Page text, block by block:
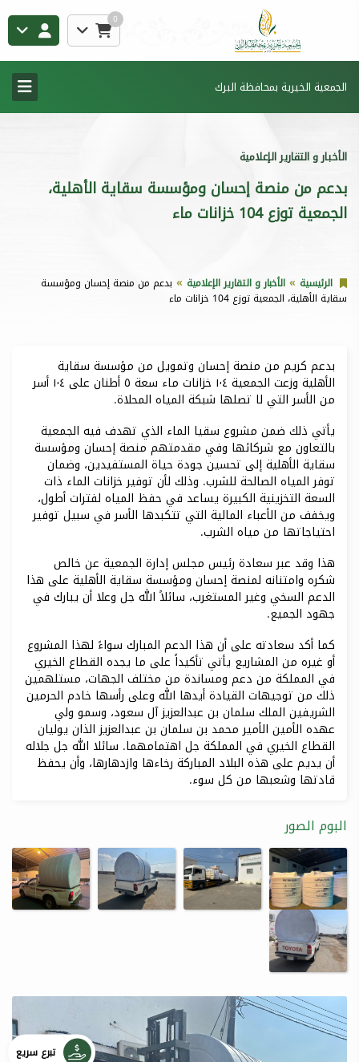
0
الجمعية الخيرية بمحافظة البرك
الأخبار و التقارير الإعلامية
بدعم من منصة إحسان ومؤسسة سقاية الأهلية،
الجمعية توزع 104 خزانات ماء
الرئيسية الأخبار و التقارير الإعلامية
بدعم من منصة إحسان ومؤسسة
سقاية الأهلية، الجمعية توزع 104 خزانات ماء
بدعم كريم من منصة إحسان وتمويل من مؤسسة سقاية
الأهلية وزعت الجمعية ١٠٤ خزانات ماء سعة ٥ أطنان على ١٠٤ أسر
من الأسر التي لا تصلها شبكة المياه المحلاة.
يأتي ذلك ضمن مشروع سقيا الماء الذي تهدف فيه الجمعية
بالتعاون مع شركائها وفي مقدمتهم منصة إحسان ومؤسسة
سقاية الأهلية إلى تحسين جودة حياة المستفيدين، وضمان
توفر المياه الصالحة للشرب. وذلك لأن توفير خزانات الماء ذات
السعة التخزينية الكبيرة يساعد في حفظ المياه لفترات أطول،
ويخفف من الأعباء المالية التي تتكبدها الأسر في سبيل توفير
احتياجاتها من مياه الشرب.
هذا وقد عبر سعادة رئيس مجلس إدارة الجمعية عن خالص
شكره وامتنانه لمنصة إحسان ومؤسسة سقاية الأهلية على هذا
الدعم السخي وغير المستغرب، سائلاً الله جل وعلا أن يبارك في
جهود الجميع.
كما أكد سعادته على أن هذا الدعم المبارك سواءً لهذا المشروع
أو غيره من المشاريع يأتي تأكيداً على ما يجده القطاع الخيري
في المملكة من دعم ومساندة من مختلف الجهات، مستلهمين
ذلك من توجيهات القيادة أيدها الله وعلى رأسها خادم الحرمين
الشريفين الملك سلمان بن عبدالعزيز آل سعود، وسمو ولي
عهده الأمين الأمير محمد بن سلمان بن عبدالعزيز الذان يوليان
القطاع الخيري في المملكة جل اهتمامهما. سائلا الله جل جلاله
أن يديم على هذه البلاد المباركة رخاءها وازدهارها، وأن يحفظ
قادتها وشعبها من كل سوء.
البوم الصور
تبرع سريع